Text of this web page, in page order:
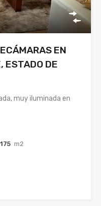
EN
ESTADO DE
muy iluminada en
175 m2